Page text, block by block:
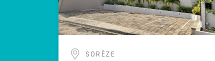
SORÈZE